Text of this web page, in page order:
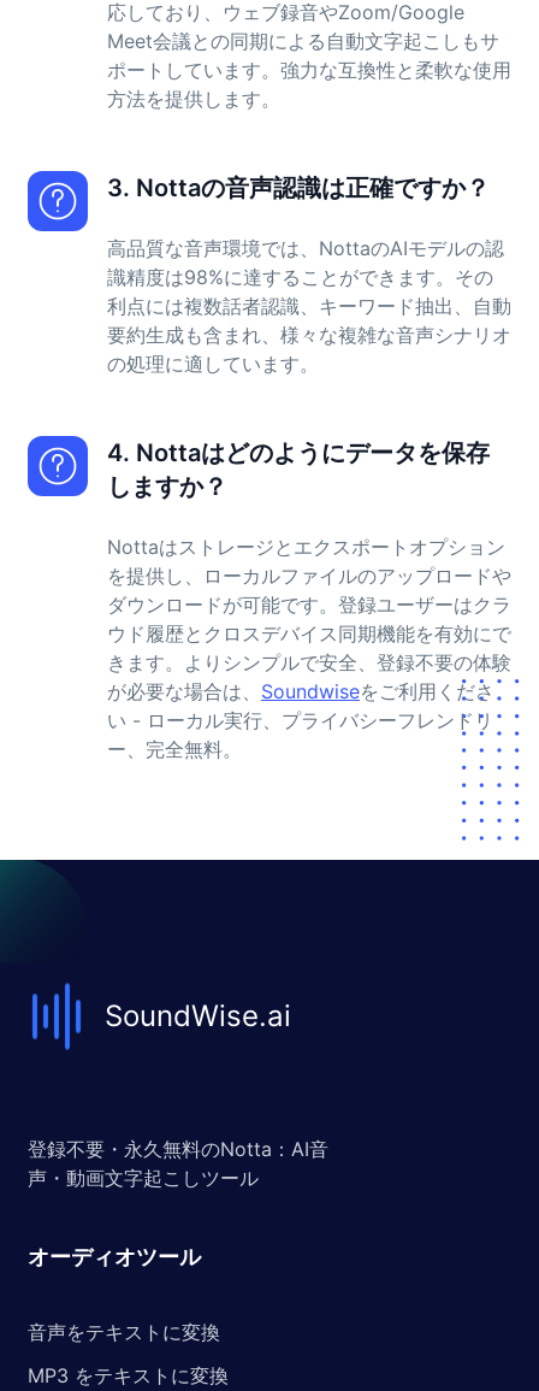
応しており、ウェブ録音やZoom/Google
Meet会議との同期による自動文字起こしもサ
ポートしています。強力な互換性と柔軟な使用
方法を提供します。
3. Nottaの音声認識は正確ですか？
高品質な音声環境では、NottaのAIモデルの認
識精度は98%に達することができます。その
利点には複数話者認識、キーワード抽出、自動
要約生成も含まれ、様々な複雑な音声シナリオ
の処理に適しています。
4. Nottaはどのようにデータを保存
しますか？
Nottaはストレージとエクスポートオプション
を提供し、ローカルファイルのアップロードや
ダウンロードが可能です。登録ユーザーはクラ
ウド履歴とクロスデバイス同期機能を有効にで
きます。よりシンプルで安全、登録不要の体験
が必要な場合は、 Soundwiseをご利用くださ
い - ローカル実行、プライバシーフレンドリ
ー、完全無料。
SoundWise.ai
登録不要・永久無料のNotta：AI音
声・動画文字起こしツール
オーディオツール
音声をテキストに変換
MP3 をテキストに変換